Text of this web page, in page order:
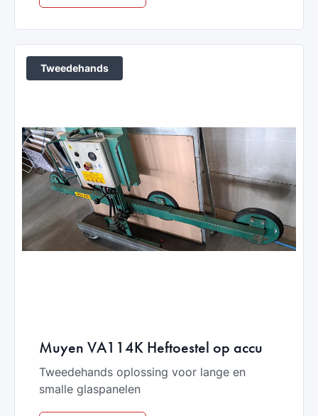
Tweedehands
Muyen VA114K Heftoestel op accu
Tweedehands oplossing voor lange en
smalle glaspanelen